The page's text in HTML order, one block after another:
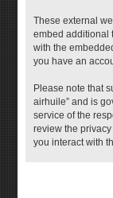
These external
embed additional
with the
you have an
Please note that
airhuile” and is
service of the
review the
you interact with